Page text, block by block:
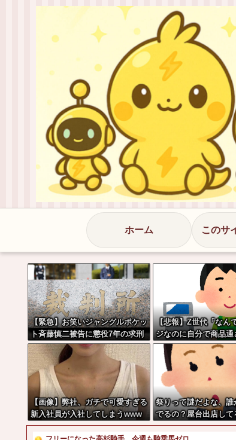
ホーム このサ
【緊急】お笑いジャングルポケッ
ト斉藤慎二被告に懲役7年の求刑
←これ…
【悲報】Z世代「なん
ジなのに自分で商品通
けないんだ」
【画像】弊社、ガチで可愛すぎる
新入社員が入社してしまうwww
w
祭りって謎だよな、誰
でるの？屋台出店して
の許可を得て商売して